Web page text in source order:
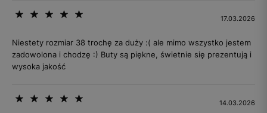
17.03.2026
Niestety rozmiar 38 trochę za duży :( ale mimo wszystko jestem
zadowolona i chodzę :) Buty są piękne, świetnie się prezentują i
wysoka jakość
14.03.2026